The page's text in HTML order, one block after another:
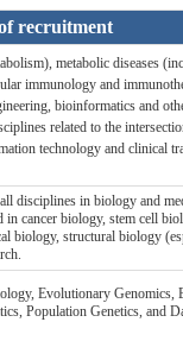
recruitment
metabolic diseases
immunology and
bioinformatics and
related to the
technology and clinical
disciplines in biology and
in cancer biology, stem cell
biology, structural biology
Evolutionary Genomics,
Population Genetics, and